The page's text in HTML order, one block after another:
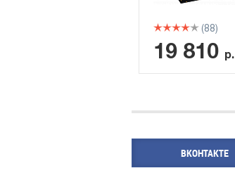
(88)
19 810 р.
ВКОНТАКТЕ